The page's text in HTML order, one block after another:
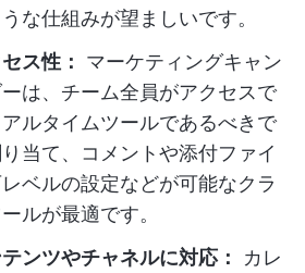
な仕組みが望ましいです。
ス性：
マーケティングキャン
は、チーム全員がアクセスで
ルタイムツールであるべきで
当て、コメントや添付ファイ
ベルの設定などが可能なクラ
ルが最適です。
ンツやチャネルに対応：
カレ